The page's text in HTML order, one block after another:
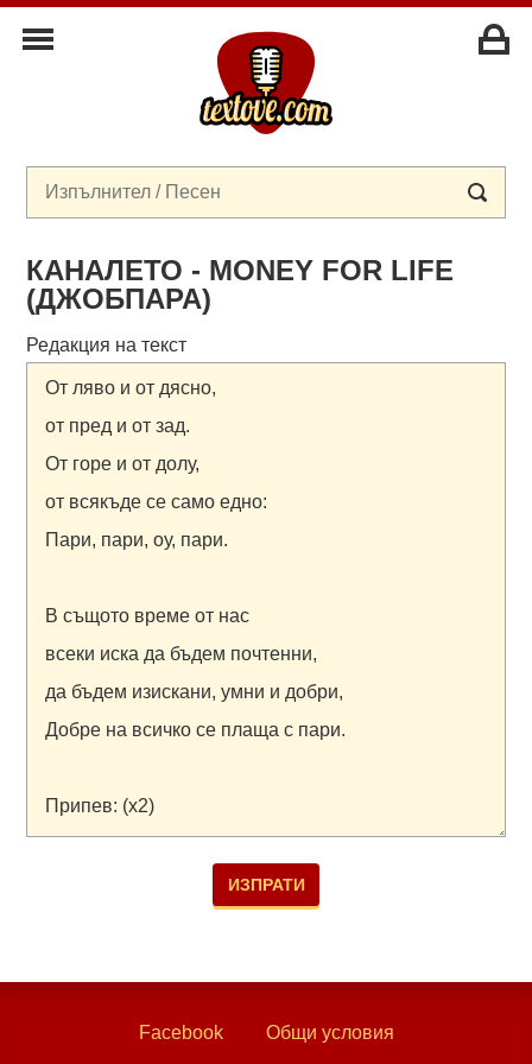
КАНАЛЕТО - MONEY FOR LIFE
(ДЖОБПАРА)
Редакция на текст
Facebook Общи условия